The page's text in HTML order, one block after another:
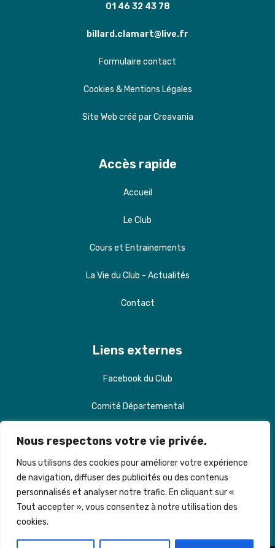
Nous respectons votre vie privée.
Nous utilisons des cookies pour améliorer votre expérience
de navigation, diffuser des publicités ou des contenus
personnalisés et analyser notre trafic. En cliquant sur «
Tout accepter », vous consentez à notre utilisation des
cookies.
01 46 32 43 78
billard.clamart@live.fr
Formulaire contact
Cookies & Mentions Légales
Site Web créé par Creavania
Accès rapide
Accueil
Le Club
Cours et Entrainements
La Vie du Club - Actualités
Contact
Liens externes
Facebook du Club
Comité Départemental
Ligue de Billard IDF
Fédération Française de Billard
Kozoom Mag